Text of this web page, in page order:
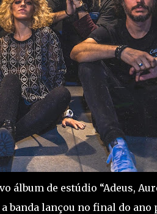
álbum de estúdio “Adeus,
banda lançou no final do ano